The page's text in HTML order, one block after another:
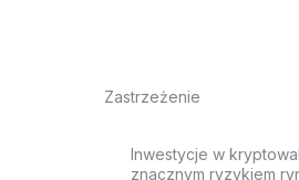
Zastrzeżenie
Inwestycje w
znacznym ryzykiem